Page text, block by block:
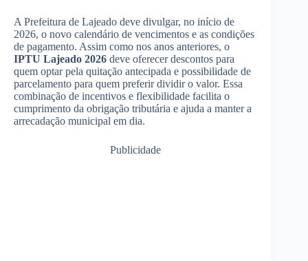
A Prefeitura de Lajeado deve divulgar, no início de
2026, o novo calendário de vencimentos e as condições
de pagamento. Assim como nos anos anteriores, o
IPTU Lajeado 2026 deve oferecer descontos para
quem optar pela quitação antecipada e possibilidade de
parcelamento para quem preferir dividir o valor. Essa
combinação de incentivos e flexibilidade facilita o
cumprimento da obrigação tributária e ajuda a manter a
arrecadação municipal em dia.
Publicidade